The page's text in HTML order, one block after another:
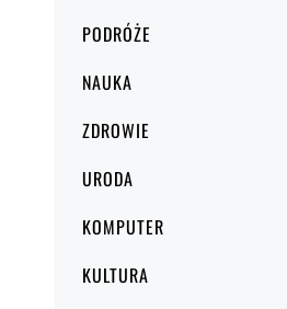
PODRÓŻE
NAUKA
ZDROWIE
URODA
KOMPUTER
KULTURA